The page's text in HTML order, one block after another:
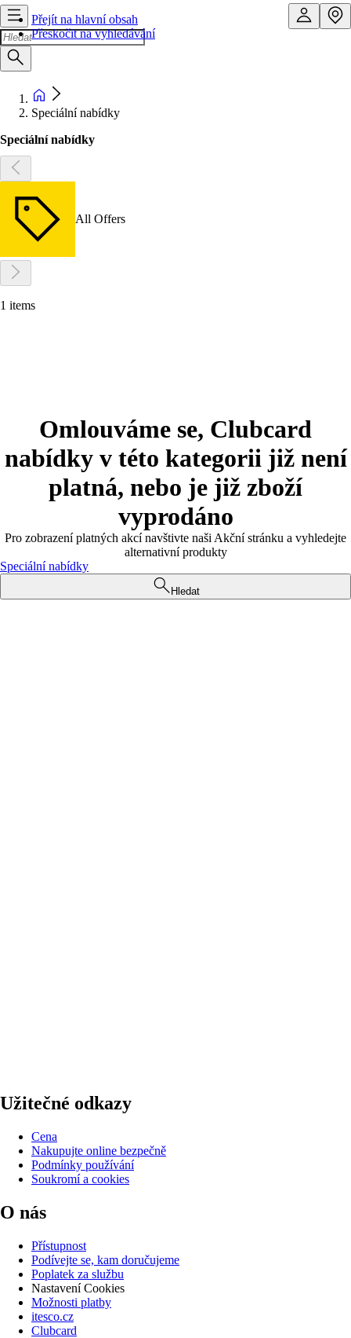
Přejít na hlavní obsah
Přeskočit na vyhledávání
Speciální nabídky
Speciální nabídky
All Offers
1 items
Omlouváme se, Clubcard
nabídky v této kategorii již není
platná, nebo je již zboží
vyprodáno
Pro zobrazení platných akcí navštivte naši Akční stránku a vyhledejte
alternativní produkty
Speciální nabídky
Hledat
Užitečné odkazy
Cena
Nakupujte online bezpečně
Podmínky používání
Soukromí a cookies
O nás
Přístupnost
Podívejte se, kam doručujeme
Poplatek za službu
Nastavení Cookies
Možnosti platby
itesco.cz
Clubcard